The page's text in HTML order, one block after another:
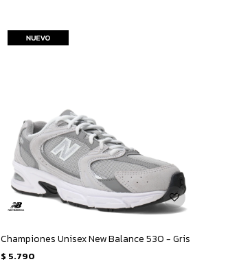
Championes Unisex New Balance 530 - Gris
$ 5.790